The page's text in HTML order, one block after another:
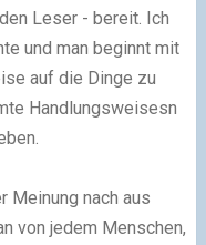
Leser - bereit. Ich
und man beginnt mit
auf die Dinge zu
Handlungsweisesn
Meinung nach aus
von jedem Menschen,